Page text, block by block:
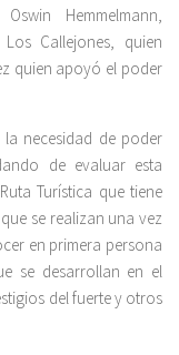
Hemmelmann,
Callejones, quien
quien apoyó el poder
necesidad de poder
de evaluar esta
Turística que tiene
se realizan una vez
en primera persona
se desarrollan en el
del fuerte y otros